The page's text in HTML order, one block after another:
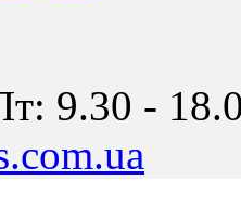
9.30 -